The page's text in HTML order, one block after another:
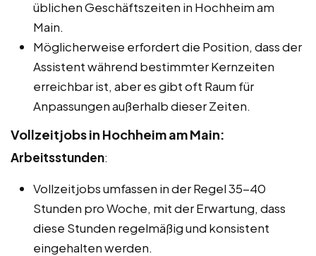
üblichen Geschäftszeiten in Hochheim am
Main.
Möglicherweise erfordert die Position, dass der
Assistent während bestimmter Kernzeiten
erreichbar ist, aber es gibt oft Raum für
Anpassungen außerhalb dieser Zeiten.
Vollzeitjobs in Hochheim am Main:
Arbeitsstunden:
Vollzeitjobs umfassen in der Regel 35-40
Stunden pro Woche, mit der Erwartung, dass
diese Stunden regelmäßig und konsistent
eingehalten werden.